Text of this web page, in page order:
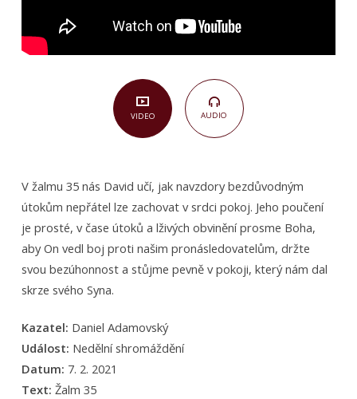
VIDEO AUDIO
V žalmu 35 nás David učí, jak navzdory bezdůvodným
útokům nepřátel lze zachovat v srdci pokoj. Jeho poučení
je prosté, v čase útoků a lživých obvinění prosme Boha,
aby On vedl boj proti našim pronásledovatelům, držte
svou bezúhonnost a stůjme pevně v pokoji, který nám dal
skrze svého Syna.
Kazatel: Daniel Adamovský
Událost: Nedělní shromáždění
Datum: 7. 2. 2021
Text: Žalm 35